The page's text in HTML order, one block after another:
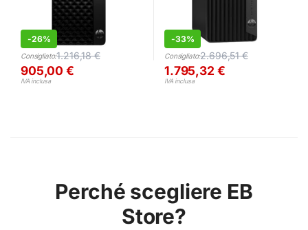
-26%
Consigliato:1.216,18€
905,00€
IVA inclusa
-33%
Consigliato:2.696,51€
1.795,32 €
IVA inclusa
Perché scegliere EB
Store?